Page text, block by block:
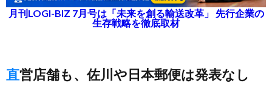
月刊LOGI-BIZ 7月号は「未来を創る輸送改革」 先行企業の
生存戦略を徹底取材
直営店舗も、佐川や日本郵便は発表なし